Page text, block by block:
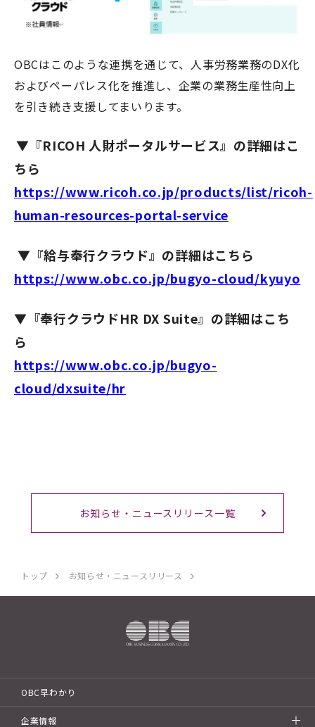
トップ お知らせ・ニュースリリース
OBCはこのような連携を通じて、人事労務業務のDX化
およびペーパレス化を推進し、企業の業務生産性向上
を引き続き支援してまいります。
▼ 『RICOH 人財ポータルサービス』の詳細はこ
ちら
https://www.ricoh.co.jp/products/list/ricoh-
human-resources-portal-service
▼ 『給与奉行クラウド』の詳細はこちら
https://www.obc.co.jp/bugyo-cloud/kyuyo
▼ 『奉行クラウドHR DX Suite』の詳細はこち
ら
https://www.obc.co.jp/bugyo-
cloud/dxsuite/hr
お知らせ・ニュースリリース一覧
OBC早わかり
企業情報